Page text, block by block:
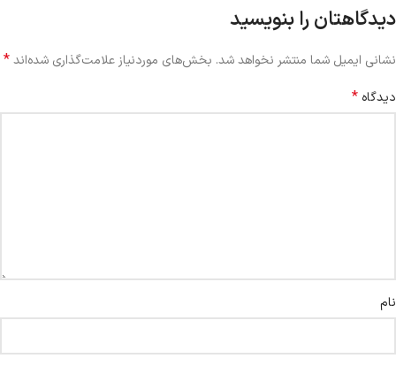
دیدگاهتان را بنویسید
نشانی ایمیل شما منتشر نخواهد شد. بخش‌های موردنیاز علامت‌گذاری شده‌اند*
دیدگاه *
نام